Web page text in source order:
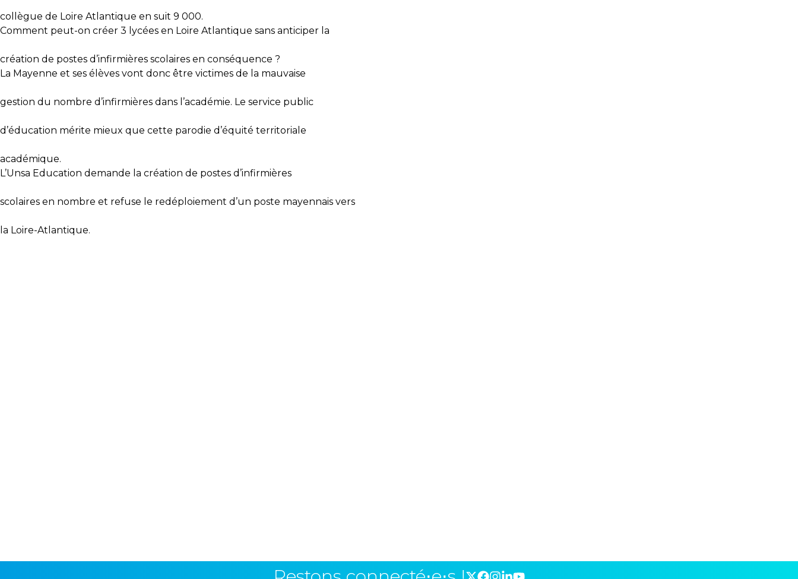
collègue de Loire Atlantique en suit 9 000.
Comment peut-on créer 3 lycées en Loire Atlantique sans anticiper la
création de postes d’infirmières scolaires en conséquence ?
La Mayenne et ses élèves vont donc être victimes de la mauvaise
gestion du nombre d’infirmières dans l’académie. Le service public
d’éducation mérite mieux que cette parodie d’équité territoriale
académique.
L’Unsa Education demande la création de postes d’infirmières
scolaires en nombre et refuse le redéploiement d’un poste mayennais vers
la Loire-Atlantique.